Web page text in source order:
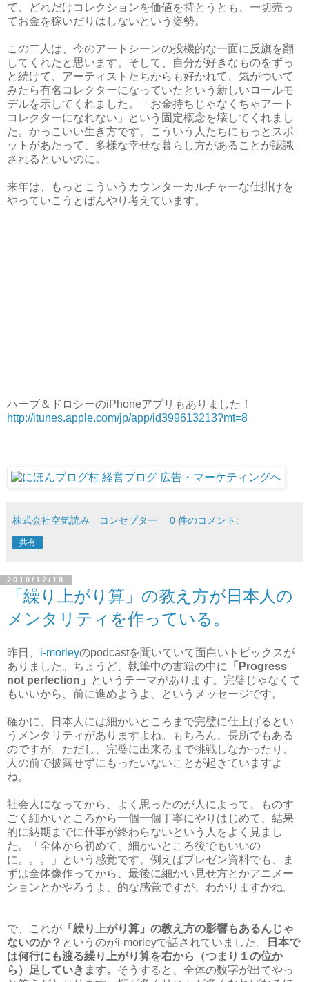
て、どれだけコレクションを価値を持とうとも、一切売っ
てお金を稼いだりはしないという姿勢。
この二人は、今のアートシーンの投機的な一面に反旗を翻
してくれたと思います。そして、自分が好きなものをずっ
と続けて、アーティストたちからも好かれて、気がついて
みたら有名コレクターになっていたという新しいロールモ
デルを示してくれました。「お金持ちじゃなくちゃアート
コレクターになれない」という固定概念を壊してくれまし
た。かっこいい生き方です。こういう人たちにもっとスポ
ットがあたって、多様な幸せな暮らし方があることが認識
されるといいのに。
来年は、もっとこういうカウンターカルチャーな仕掛けを
やっていこうとぼんやり考えています。
ハーブ＆ドロシーのiPhoneアプリもありました！
http://itunes.apple.com/jp/app/id399613213?mt=8
株式会社空気読み コンセプター 0 件のコメント:
共有
2010/12/18
「繰り上がり算」の教え方が日本人の
メンタリティを作っている。
昨日、 i-morleyのpodcastを聞いていて面白いトピックスが
ありました。ちょうど、執筆中の書籍の中に
「Progress
not perfection」
というテーマがあります。完璧じゃなくて
もいいから、前に進めようよ、というメッセージです。
確かに、日本人には細かいところまで完璧に仕上げるとい
うメンタリティがありますよね。もちろん、長所でもある
のですが。ただし、完璧に出来るまで挑戦しなかったり、
人の前で披露せずにもったいないことが起きていますよ
ね。
社会人になってから、よく思ったのが人によって、ものす
ごく細かいところから一個一個丁寧にやりはじめて、結果
的に納期までに仕事が終わらないという人をよく見まし
た。「全体から初めて、細かいところ後でもいいの
に。。。」という感覚です。例えばプレゼン資料でも、ま
ずは全体像作ってから、最後に細かい見せ方とかアニメー
ションとかやろうよ、的な感覚ですが、わかりますかね。
で、これが 「繰り上がり算」の教え方の影響もあるんじゃ
ないのか？ というのがi-morleyで話されていました。
日本で
は何行にも渡る繰り上がり算を右から（つまり１の位か
ら）足していきます。 そうすると、全体の数字が出てやっ